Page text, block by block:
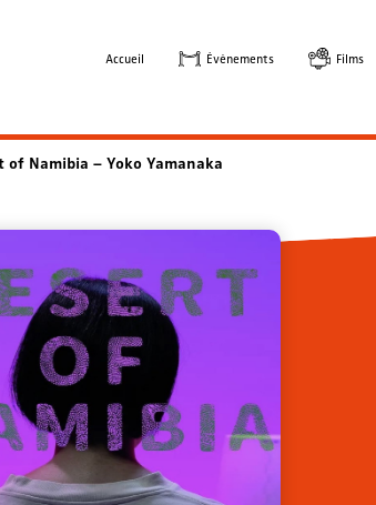
Accueil Évènements Films
of Namibia – Yoko Yamanaka